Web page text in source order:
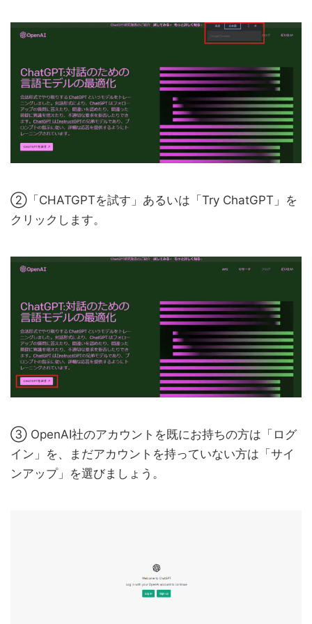
②「CHATGPTを試す」あるいは「Try ChatGPT」を
クリックします。
③ OpenAI社のアカウントを既にお持ちの方は「ログ
イン」を、まだアカウントを持っていない方は「サイ
ンアップ」を選びましょう。